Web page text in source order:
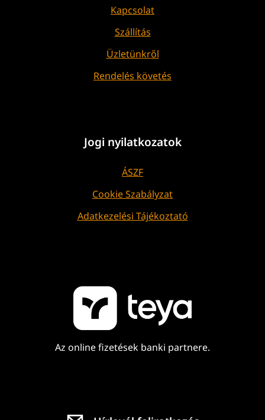
Kapcsolat
Szállítás
Üzletünkről
Rendelés követés
Jogi nyilatkozatok
ÁSZF
Cookie Szabályzat
Adatkezelési Tájékoztató
Az online fizetések banki partnere.